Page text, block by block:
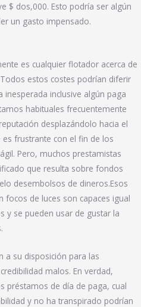
$ dos,000. Esto podría ser algún
un gasto impensado.
es cualquier flotador acerca de
estos costes podrían diferir
inclusive algún paga
habituales frecuentemente
desplazándolo hacia el
frustrante con el fin de los
Pero, muchos prestamistas
que resulta sobre fondos
desembolsos de dineros.Esos
focos de luces son capaces igual
y se pueden usar de gustar la
a su disposición para las
malos. En verdad,
préstamos de día de paga, cual
y no ha transpirado podrían